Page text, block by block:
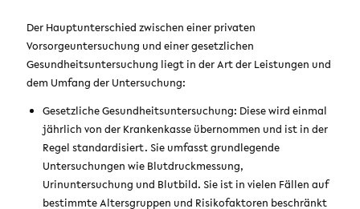
Der Hauptunterschied zwischen einer privaten
Vorsorgeuntersuchung und einer gesetzlichen
Gesundheitsuntersuchung liegt in der Art der Leistungen und
dem Umfang der Untersuchung:
Gesetzliche Gesundheitsuntersuchung: Diese wird einmal
jährlich von der Krankenkasse übernommen und ist in der
Regel standardisiert. Sie umfasst grundlegende
Untersuchungen wie Blutdruckmessung,
Urinuntersuchung und Blutbild. Sie ist in vielen Fällen auf
bestimmte Altersgruppen und Risikofaktoren beschränkt